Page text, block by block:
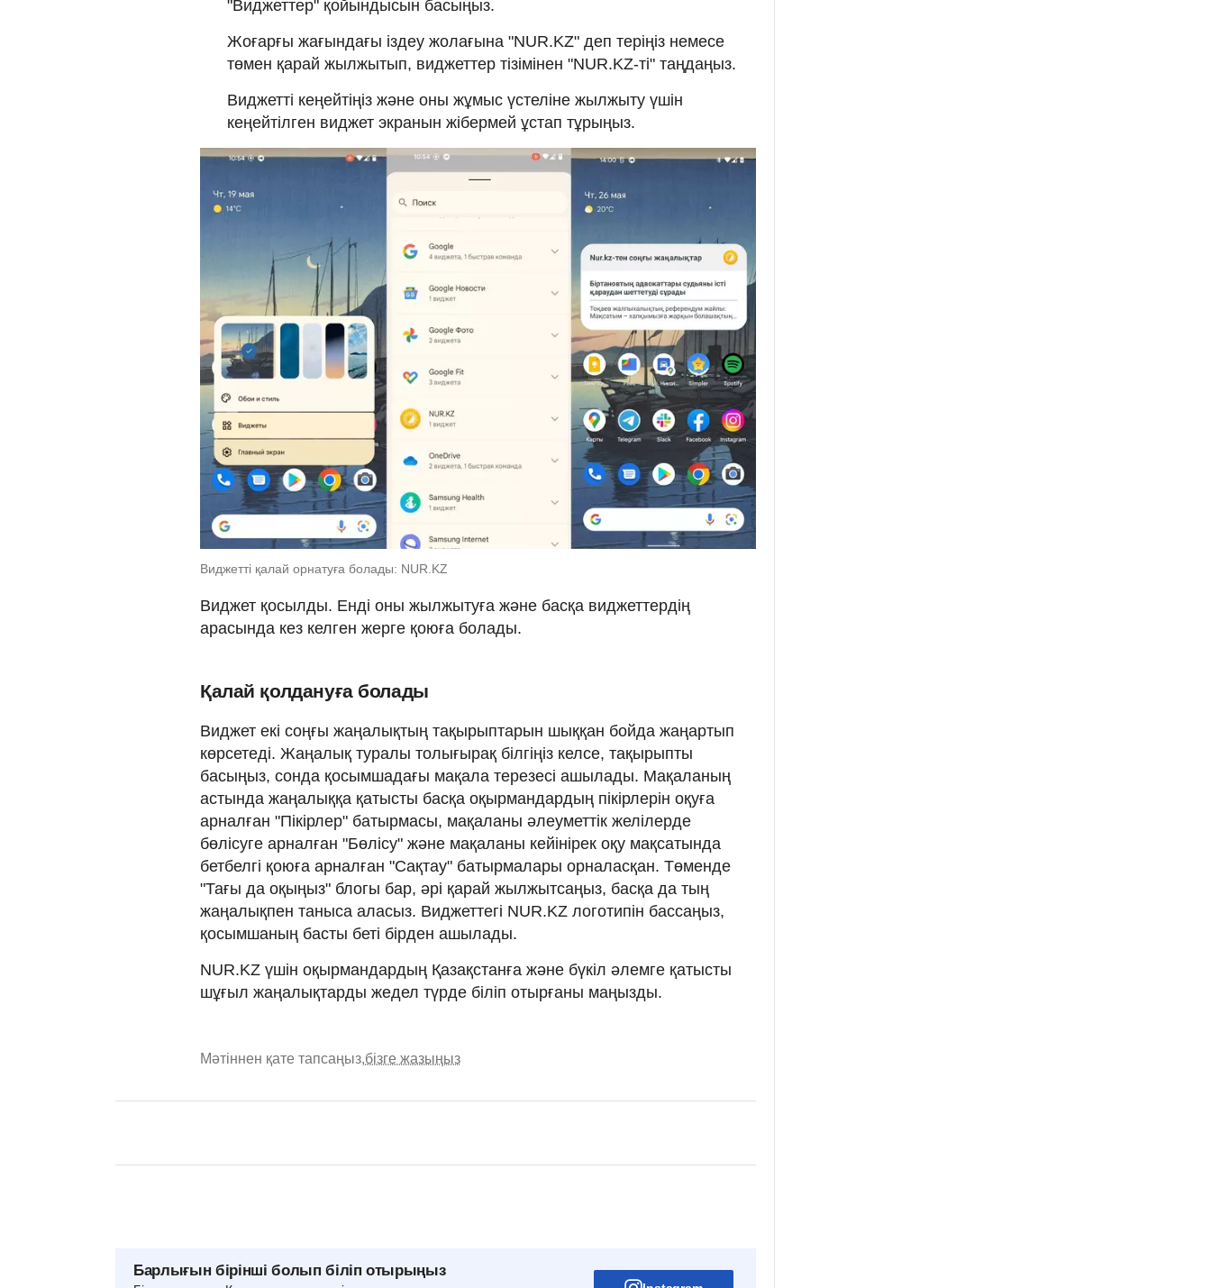
"Виджеттер" қойындысын басыңыз.
Жоғарғы жағындағы іздеу жолағына "NUR.KZ" деп теріңіз немесе
төмен қарай жылжытып, виджеттер тізімінен "NUR.KZ-ті" таңдаңыз.
Виджетті кеңейтіңіз және оны жұмыс үстеліне жылжыту үшін
кеңейтілген виджет экранын жібермей ұстап тұрыңыз.
Виджетті қалай орнатуға болады: NUR.KZ
Виджет қосылды. Енді оны жылжытуға және басқа виджеттердің
арасында кез келген жерге қоюға болады.
Қалай қолдануға болады
Виджет екі соңғы жаңалықтың тақырыптарын шыққан бойда жаңартып
көрсетеді. Жаңалық туралы толығырақ білгіңіз келсе, тақырыпты
басыңыз, сонда қосымшадағы мақала терезесі ашылады. Мақаланың
астында жаңалыққа қатысты басқа оқырмандардың пікірлерін оқуға
арналған "Пікірлер" батырмасы, мақаланы әлеуметтік желілерде
бөлісуге арналған "Бөлісу" және мақаланы кейінірек оқу мақсатында
бетбелгі қоюға арналған "Сақтау" батырмалары орналасқан. Төменде
"Тағы да оқыңыз" блогы бар, әрі қарай жылжытсаңыз, басқа да тың
жаңалықпен таныса аласыз. Виджеттегі NUR.KZ логотипін бассаңыз,
қосымшаның басты беті бірден ашылады.
NUR.KZ үшін оқырмандардың Қазақстанға және бүкіл әлемге қатысты
шұғыл жаңалықтарды жедел түрде біліп отырғаны маңызды.
Мәтіннен қате тапсаңыз,бізге жазыңыз
Барлығын бірінші болып біліп отырыңыз